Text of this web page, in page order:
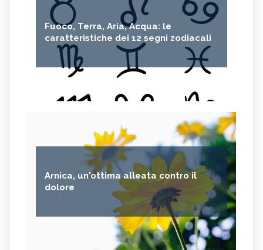
Fuoco, Terra, Aria, Acqua: le
caratteristiche dei 12 segni zodiacali
Arnica, un'ottima alleata contro il
dolore